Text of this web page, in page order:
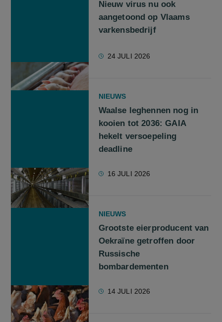
Nieuw virus nu ook
aangetoond op Vlaams
varkensbedrijf
24 JULI 2026
NIEUWS
Waalse leghennen nog in
kooien tot 2036: GAIA
hekelt versoepeling
deadline
16 JULI 2026
NIEUWS
Grootste eierproducent van
Oekraïne getroffen door
Russische
bombardementen
14 JULI 2026